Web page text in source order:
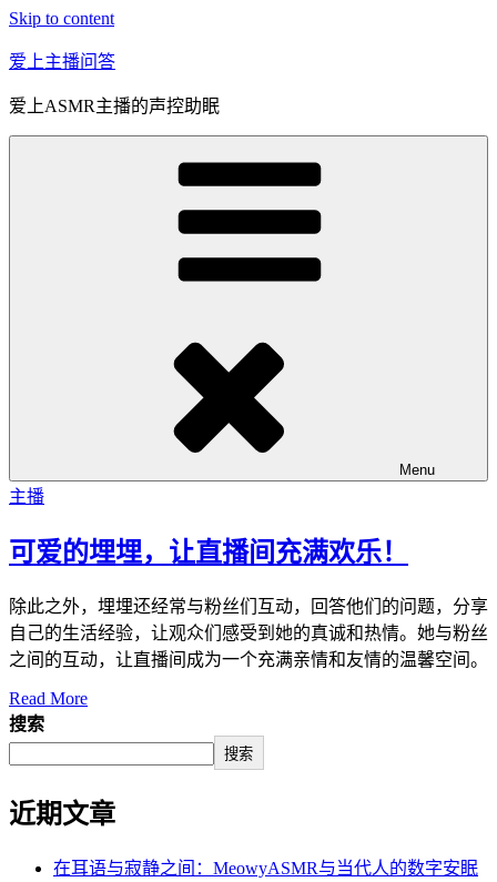
Skip to content
爱上主播问答
爱上ASMR主播的声控助眠
Menu
主播
可爱的埋埋，让直播间充满欢乐！
除此之外，埋埋还经常与粉丝们互动，回答他们的问题，分享
自己的生活经验，让观众们感受到她的真诚和热情。她与粉丝
之间的互动，让直播间成为一个充满亲情和友情的温馨空间。
Read More
搜索
搜索
近期文章
在耳语与寂静之间：MeowyASMR与当代人的数字安眠